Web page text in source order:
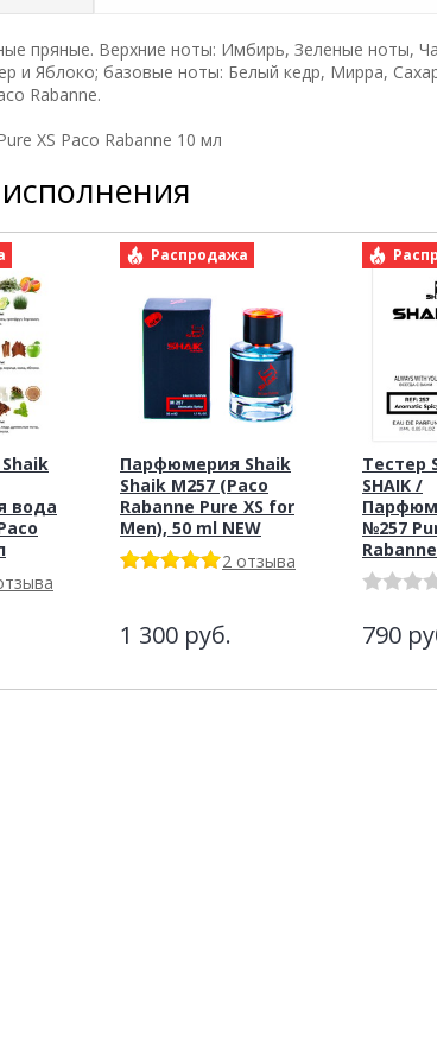
пряные. Верхние ноты: Имбирь, Зеленые ноты,
и Яблоко; базовые ноты: Белый кедр, Мирра,
Rabanne.
XS Paco Rabanne 10 мл
вода
Распродажа
Парфюмерия Shaik
Shaik M257 (Paco
Rabanne Pure XS for
Men), 50 ml NEW
2 отзыва
1 300 руб.
Тестер
SHAIK /
№257
790